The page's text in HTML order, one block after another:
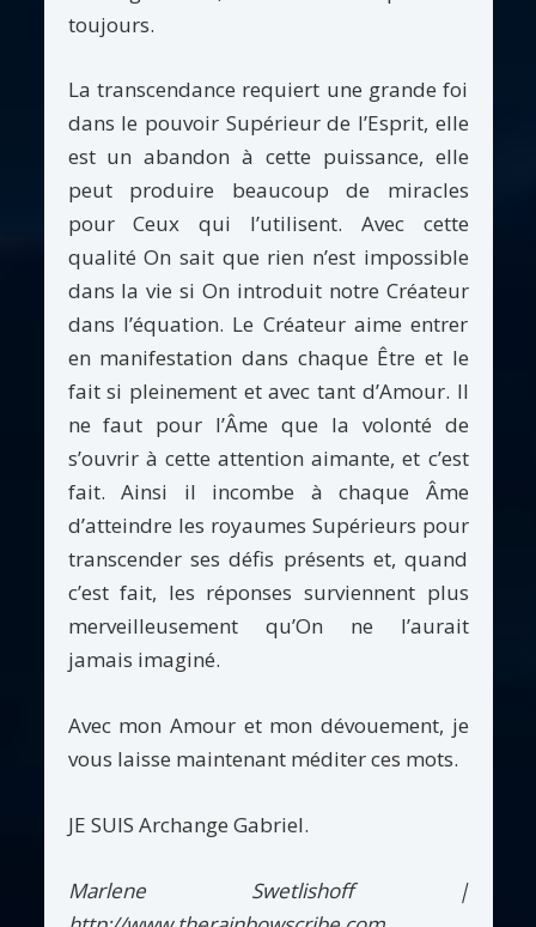
toujours.
La transcendance requiert une grande foi
dans le pouvoir Supérieur de l’Esprit, elle
est un abandon à cette puissance, elle
peut produire beaucoup de miracles
pour Ceux qui l’utilisent. Avec cette
qualité On sait que rien n’est impossible
dans la vie si On introduit notre Créateur
dans l’équation. Le Créateur aime entrer
en manifestation dans chaque Être et le
fait si pleinement et avec tant d’Amour. Il
ne faut pour l’Âme que la volonté de
s’ouvrir à cette attention aimante, et c’est
fait. Ainsi il incombe à chaque Âme
d’atteindre les royaumes Supérieurs pour
transcender ses défis présents et, quand
c’est fait, les réponses surviennent plus
merveilleusement qu’On ne l’aurait
jamais imaginé.
Avec mon Amour et mon dévouement, je
vous laisse maintenant méditer ces mots.
JE SUIS Archange Gabriel.
Marlene Swetlishoff |